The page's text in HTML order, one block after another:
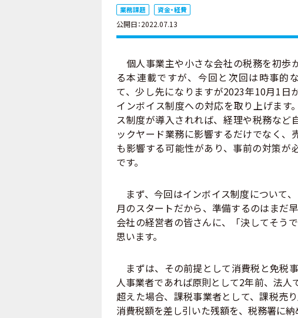
業務課題 資金・経費
公開日：2022.07.13
個人事業主や小さな会社の税務を初歩
る本連載ですが、今回と次回は時事的
て、少し先になりますが2023年10月1日
インボイス制度への対応を取り上げます
ス制度が導入されれば、経理や税務など
ックヤード業務に影響するだけでなく、
も影響する可能性があり、事前の対策が
です。
まず、今回はインボイス制度について
月のスタートだから、準備するのはまだ
会社の経営者の皆さんに、「決してそう
思います。
まずは、その前提として消費税と免税
人事業者であれば原則として2年前、法
超えた場合、課税事業者として、課税売
消費税額を差し引いた残額を、税務署に納